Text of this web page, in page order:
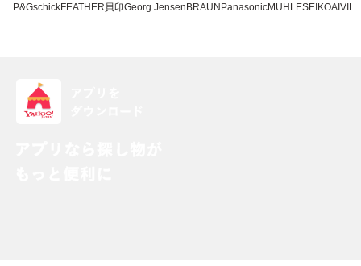
P&GschickFEATHER 貝印Georg Jensen BRAUN PanasonicMUHLESEIKOAIVIL